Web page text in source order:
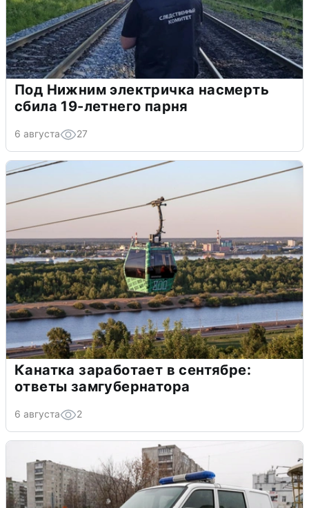
Под Нижним электричка насмерть
сбила 19-летнего парня
6 августа 27
Канатка заработает в сентябре:
ответы замгубернатора
6 августа 2